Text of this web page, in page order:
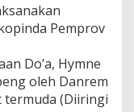
Pemprov
Do’a, Hymne
oleh Danrem
termuda (Diiringi